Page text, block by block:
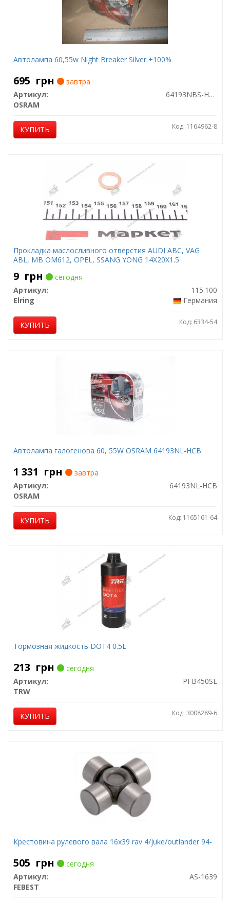
Автолампа 60,55w Night Breaker Silver +100%
695 грн
завтра
Артикул:
64193NBS-HCB
OSRAM
КУПИТЬ Код: 1164962-8
Прокладка маслосливного отверстия AUDI ABC, VAG
ABL, MB OM612, OPEL, SSANG YONG 14X20X1.5
9 грн
сегодня
Артикул:
115.100
Elring
Германия
КУПИТЬ Код: 6334-54
Автолампа галогенова 60, 55W OSRAM 64193NL-HCB
1 331 грн
завтра
Артикул:
64193NL-HCB
OSRAM
КУПИТЬ Код: 1165161-64
Тормозная жидкость DOT4 0.5L
213 грн
сегодня
Артикул:
PFB450SE
TRW
КУПИТЬ Код: 3008289-6
Крестовина рулевого вала 16x39 rav 4/juke/outlander 94-
505 грн
сегодня
Артикул:
AS-1639
FEBEST